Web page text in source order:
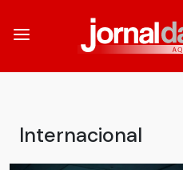
Internacional